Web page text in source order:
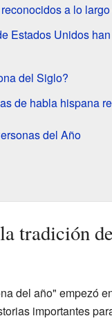
a lo
Estados Unidos
del Siglo?
de habla hispana
del Año
tradición
del año" empezó
importantes